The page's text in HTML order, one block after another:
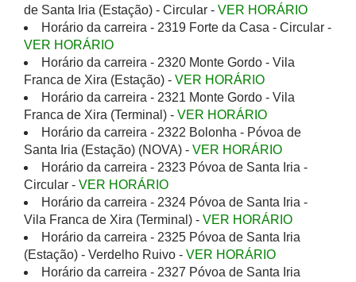
de Santa Iria (Estação) - Circular - VER HORÁRIO
Horário da carreira - 2319 Forte da Casa - Circular -
VER HORÁRIO
Horário da carreira - 2320 Monte Gordo - Vila
Franca de Xira (Estação) - VER HORÁRIO
Horário da carreira - 2321 Monte Gordo - Vila
Franca de Xira (Terminal) - VER HORÁRIO
Horário da carreira - 2322 Bolonha - Póvoa de
Santa Iria (Estação) (NOVA) - VER HORÁRIO
Horário da carreira - 2323 Póvoa de Santa Iria -
Circular - VER HORÁRIO
Horário da carreira - 2324 Póvoa de Santa Iria -
Vila Franca de Xira (Terminal) - VER HORÁRIO
Horário da carreira - 2325 Póvoa de Santa Iria
(Estação) - Verdelho Ruivo - VER HORÁRIO
Horário da carreira - 2327 Póvoa de Santa Iria